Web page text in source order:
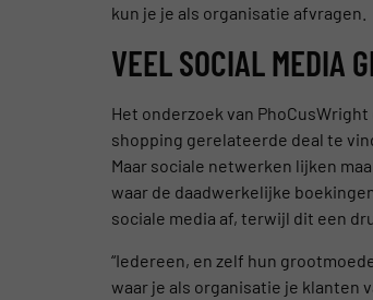
kun je je als organisatie afvragen.
VEEL SOCIAL MEDIA
Het onderzoek van
shopping gerelateerde deal te
Maar sociale netwerken lijken
waar de daadwerkelijke
sociale media af, terwijl dit een
“Iedereen, en zelf hun
waar je als organisatie je klanten